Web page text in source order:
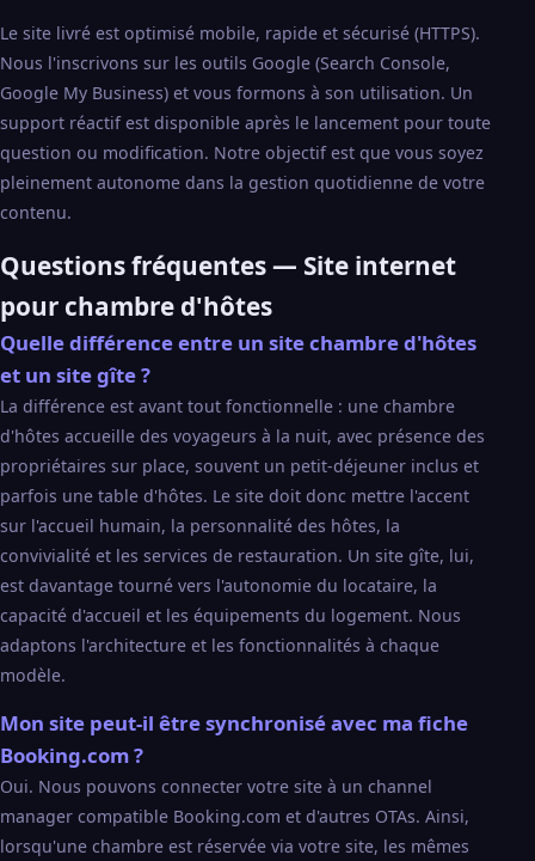
Le site livré est optimisé mobile, rapide et sécurisé (HTTPS).
Nous l'inscrivons sur les outils Google (Search Console,
Google My Business) et vous formons à son utilisation. Un
support réactif est disponible après le lancement pour toute
question ou modification. Notre objectif est que vous soyez
pleinement autonome dans la gestion quotidienne de votre
contenu.
Questions fréquentes — Site internet
pour chambre d'hôtes
Quelle différence entre un site chambre d'hôtes
et un site gîte ?
La différence est avant tout fonctionnelle : une chambre
d'hôtes accueille des voyageurs à la nuit, avec présence des
propriétaires sur place, souvent un petit-déjeuner inclus et
parfois une table d'hôtes. Le site doit donc mettre l'accent
sur l'accueil humain, la personnalité des hôtes, la
convivialité et les services de restauration. Un site gîte, lui,
est davantage tourné vers l'autonomie du locataire, la
capacité d'accueil et les équipements du logement. Nous
adaptons l'architecture et les fonctionnalités à chaque
modèle.
Mon site peut-il être synchronisé avec ma fiche
Booking.com ?
Oui. Nous pouvons connecter votre site à un channel
manager compatible Booking.com et d'autres OTAs. Ainsi,
lorsqu'une chambre est réservée via votre site, les mêmes